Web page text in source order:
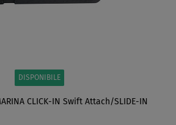
DISPONIBILE
CLICK-IN Swift Attach/SLIDE-IN